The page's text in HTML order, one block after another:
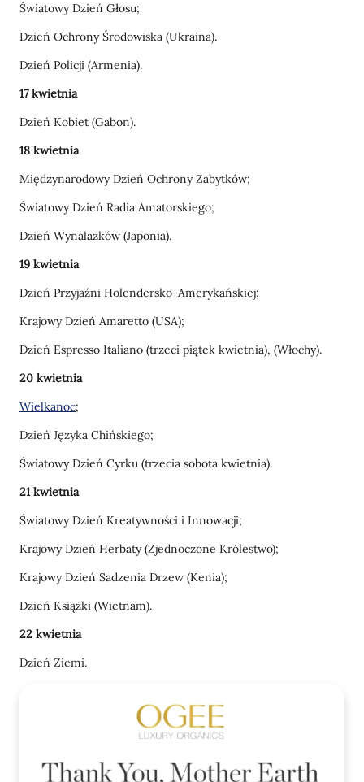
Światowy Dzień Głosu;
Dzień Ochrony Środowiska (Ukraina).
Dzień Policji (Armenia).
17 kwietnia
Dzień Kobiet (Gabon).
18 kwietnia
Międzynarodowy Dzień Ochrony Zabytków;
Światowy Dzień Radia Amatorskiego;
Dzień Wynalazków (Japonia).
19 kwietnia
Dzień Przyjaźni Holendersko-Amerykańskiej;
Krajowy Dzień Amaretto (USA);
Dzień Espresso Italiano (trzeci piątek kwietnia), (Włochy).
20 kwietnia
Wielkanoc;
Dzień Języka Chińskiego;
Światowy Dzień Cyrku (trzecia sobota kwietnia).
21 kwietnia
Światowy Dzień Kreatywności i Innowacji;
Krajowy Dzień Herbaty (Zjednoczone Królestwo);
Krajowy Dzień Sadzenia Drzew (Kenia);
Dzień Książki (Wietnam).
22 kwietnia
Dzień Ziemi.